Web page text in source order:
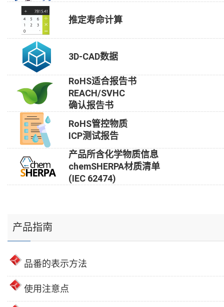
推定寿命计算
3D-CAD数据
RoHS适合报告书
REACH/SVHC
确认报告书
RoHS管控物质
ICP测试报告
产品所含化学物质信息
chemSHERPA材质清单
(IEC 62474)
产品指南
品番的表示方法
使用注意点